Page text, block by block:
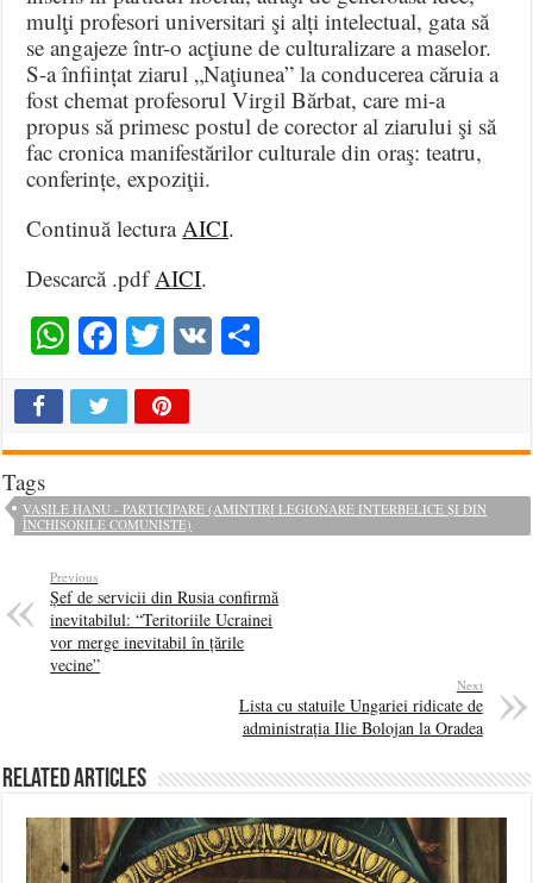
mulţi profesori universitari şi alți intelectual, gata să
se angajeze într-o acţiune de culturalizare a maselor.
S-a înființat ziarul „Naţiunea” la conducerea căruia a
fost chemat profesorul Virgil Bărbat, care mi-a
propus să primesc postul de corector al ziarului şi să
fac cronica manifestărilor culturale din oraş: teatru,
conferințe, expoziţii.
Continuă lecturaAICI.
Descarcă .pdfAICI.
WhatsApp
Facebook
Twitter
VK
Tags
VASILE HANU - PARTICIPARE (AMINTIRI LEGIONARE INTERBELICE ȘI DIN
ÎNCHISORILE COMUNISTE)
Previous
Șef de servicii din Rusia confirmă
inevitabilul: “Teritoriile Ucrainei
vor merge inevitabil în țările
vecine”
Next
Lista cu statuile Ungariei ridicate de
administrația Ilie Bolojan la Oradea
Related Articles